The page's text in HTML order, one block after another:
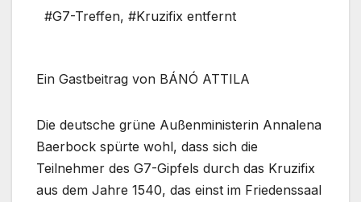
#G7-Treffen, #Kruzifix entfernt
Ein Gastbeitrag von BÁNÓ ATTILA
Die deutsche grüne Außenministerin Annalena
Baerbock spürte wohl, dass sich die
Teilnehmer des G7-Gipfels durch das Kruzifix
aus dem Jahre 1540, das einst im Friedenssaal